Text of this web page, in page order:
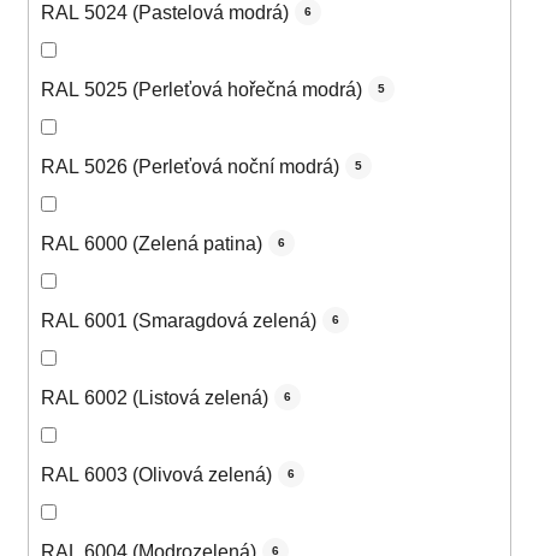
RAL 5024 (Pastelová modrá) 6
RAL 5025 (Perleťová hořečná modrá) 5
RAL 5026 (Perleťová noční modrá) 5
RAL 6000 (Zelená patina) 6
RAL 6001 (Smaragdová zelená) 6
RAL 6002 (Listová zelená) 6
RAL 6003 (Olivová zelená) 6
RAL 6004 (Modrozelená) 6